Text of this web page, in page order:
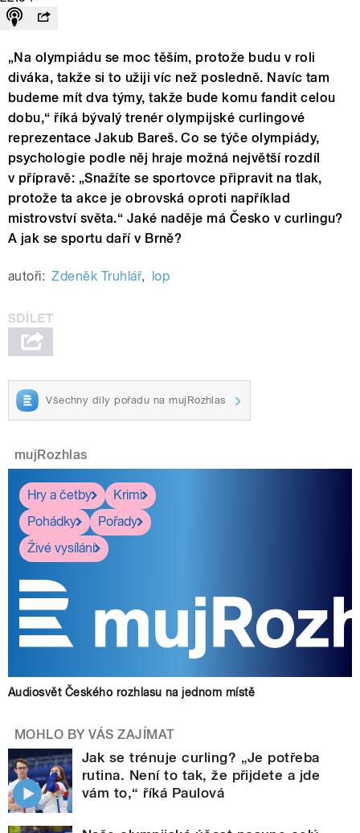
„Na olympiádu se moc těším, protože budu v roli
diváka, takže si to užiji víc než posledně. Navíc tam
budeme mít dva týmy, takže bude komu fandit celou
dobu,“ říká bývalý trenér olympijské curlingové
reprezentace Jakub Bareš. Co se týče olympiády,
psychologie podle něj hraje možná největší rozdíl
v přípravě: „Snažíte se sportovce připravit na tlak,
protože ta akce je obrovská oproti například
mistrovství světa.“ Jaké naděje má Česko v curlingu?
A jak se sportu daří v Brně?
autoři: Zdeněk Truhlář, lop
Všechny díly pořadu na mujRozhlas
mujRozhlas
Hry a četby
Krimi
Pohádky
Pořady
Živé vysílání
Audiosvět Českého rozhlasu na jednom místě
MOHLO BY VÁS ZAJÍMAT
Jak se trénuje curling? „Je potřeba
rutina. Není to tak, že přijdete a jde
vám to,“ říká Paulová